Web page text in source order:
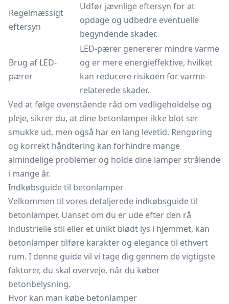
Regelmæssigt
eftersyn
Udfør jævnlige eftersyn for at
opdage og udbedre eventuelle
begyndende skader.
Brug af LED-
pærer
LED-pærer genererer mindre varme
og er mere energieffektive, hvilket
kan reducere risikoen for varme-
relaterede skader.
Ved at følge ovenstående råd om vedligeholdelse og
pleje, sikrer du, at dine betonlamper ikke blot ser
smukke ud, men også har en lang levetid. Rengøring
og korrekt håndtering kan forhindre mange
almindelige problemer og holde dine lamper strålende
i mange år.
Indkøbsguide til betonlamper
Velkommen til vores detaljerede indkøbsguide til
betonlamper. Uanset om du er ude efter den rå
industrielle stil eller et unikt blødt lys i hjemmet, kan
betonlamper tilføre karakter og elegance til ethvert
rum. I denne guide vil vi tage dig gennem de vigtigste
faktorer, du skal overveje, når du køber
betonbelysning.
Hvor kan man købe betonlamper